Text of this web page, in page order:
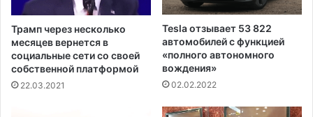
ь
т
в
н
т
а
с
р
Трамп через несколько
месяцев вернется в
социальные сети со своей
собственной платформой
22.03.2021
Tesla отзывает 53 822
автомобилей с функцией
«полного автономного
вождения»
02.02.2022